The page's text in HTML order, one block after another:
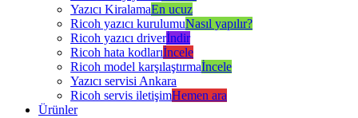
Yazıcı KiralamaEn ucuz
Ricoh yazıcı kurulumuNasıl yapılır?
Ricoh yazıcı driverİndir
Ricoh hata kodlarıİncele
Ricoh model karşılaştırmaİncele
Yazıcı servisi Ankara
Ricoh servis iletişimHemen ara
Ürünler